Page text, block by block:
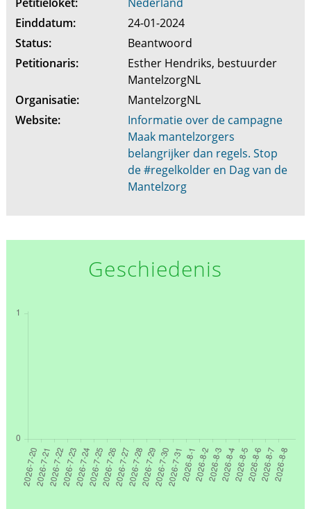
Einddatum:
24-01-2024
Status:
Beantwoord
Petitionaris:
Esther Hendriks, bestuurder
MantelzorgNL
Organisatie:
MantelzorgNL
Website:
Informatie over de campagne
Maak mantelzorgers
belangrijker dan regels. Stop
de #regelkolder en Dag van de
Mantelzorg
Geschiedenis